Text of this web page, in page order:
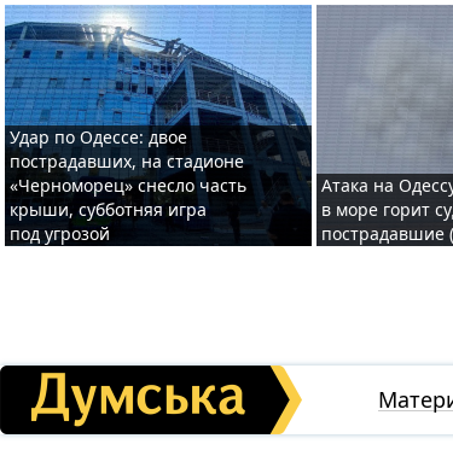
Удар по Одессе: двое
пострадавших, на стадионе
«Черноморец» снесло часть
крыши, субботняя игра
под угрозой
Атака на
в море горит
пострадавшие